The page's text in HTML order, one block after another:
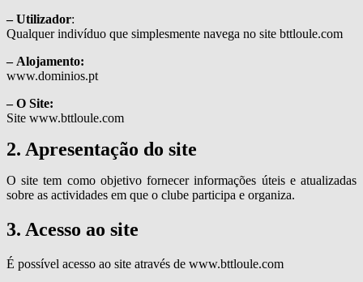
– Utilizador:
Qualquer indivíduo que simplesmente navega no site bttloule.com
– Alojamento:
www.dominios.pt
– O Site:
Site www.bttloule.com
2. Apresentação do site
O site tem como objetivo fornecer informações úteis e atualizadas
sobre as actividades em que o clube participa e organiza.
3. Acesso ao site
É possível acesso ao site através de www.bttloule.com